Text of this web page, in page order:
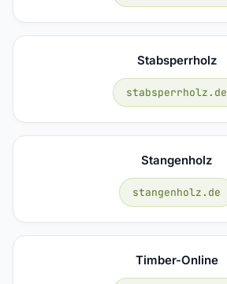
Stabsperrholz
stabsperrholz.de
Stangenholz
stangenholz.de
Timber-Online